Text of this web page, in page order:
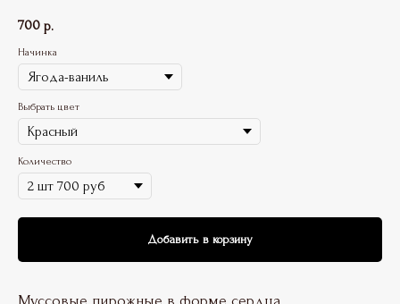
700 р.
Начинка
Выбрать цвет
Количество
Добавить в корзину
Муссовые пирожные в форме сердца.